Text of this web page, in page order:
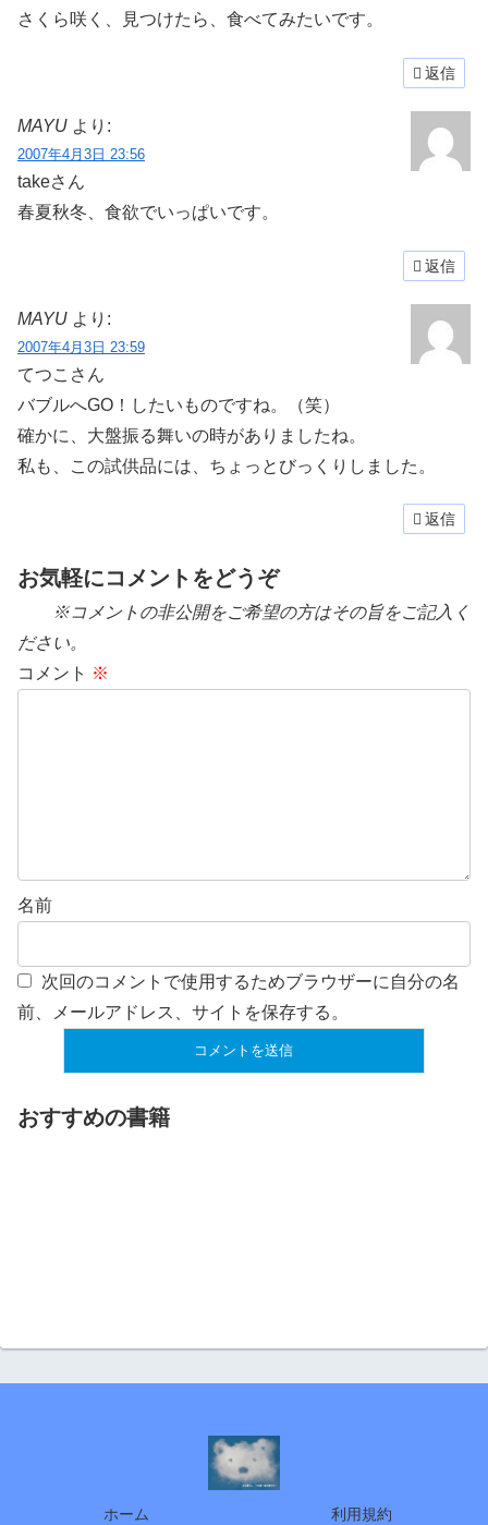
さくら咲く、見つけたら、食べてみたいです。
返信
MAYU より:
2007年4月3日 23:56
takeさん
春夏秋冬、食欲でいっぱいです。
返信
MAYU より:
2007年4月3日 23:59
てつこさん
バブルへGO！したいものですね。（笑）
確かに、大盤振る舞いの時がありましたね。
私も、この試供品には、ちょっとびっくりしました。
返信
お気軽にコメントをどうぞ
※コメントの非公開をご希望の方はその旨をご記入く
ださい。
コメント ※
名前
次回のコメントで使用するためブラウザーに自分の名
前、メールアドレス、サイトを保存する。
おすすめの書籍
ホーム 利用規約